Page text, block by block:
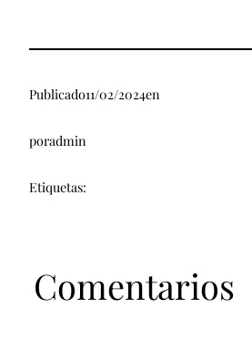
Publicado11/02/2024en
poradmin
Etiquetas:
Comentarios